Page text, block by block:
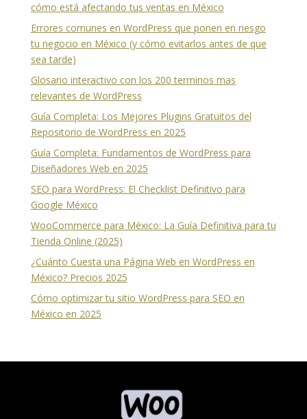
cómo está afectando tus ventas en México
Errores comunes en WordPress que ponen en riesgo
tu negocio en México (y cómo evitarlos antes de que
sea tarde)
Glosario interactivo con los 200 terminos mas
relevantes de WordPress
Guía Completa: Los Mejores Plugins Gratuitos del
Repositorio de WordPress en 2025
Guía Completa: Fundamentos de WordPress para
Diseñadores Web en 2025
SEO para WordPress: El Checklist Definitivo para
Google México
WooCommerce para México: La Guía Definitiva para tu
Tienda Online (2025)
¿Cuánto Cuesta una Página Web en WordPress en
México? Precios 2025
Cómo optimizar tu sitio WordPress para SEO en
México en 2025